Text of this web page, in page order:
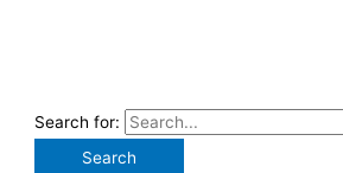
Search for: